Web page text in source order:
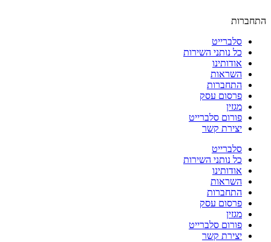
התחברות
סלברייט
כל נותני השירות
אודותינו
השראות
התחברות
פרסום עסק
מגזין
פורום סלברייט
יצירת קשר
סלברייט
כל נותני השירות
אודותינו
השראות
התחברות
פרסום עסק
מגזין
פורום סלברייט
יצירת קשר